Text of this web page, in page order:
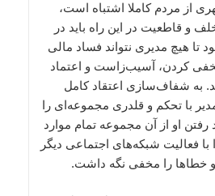
از مردم کاملا اشتباه است،
و قاطعیت در این راه باید در
تا هیچ مدیری نتواند فساد مالی
کردن، آسیب‌زاست و اعتماد
به شفاف‌سازی اعتقاد کامل
با تحکم و قلدری مجموعه‌ای را
رفتن او از آن مجموعه تمام موارد
فعالیت شبکه‌های اجتماعی دیگر
و خطاها را مخفی نگه داشت.